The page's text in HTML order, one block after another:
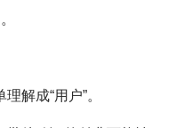
解成“用户”。